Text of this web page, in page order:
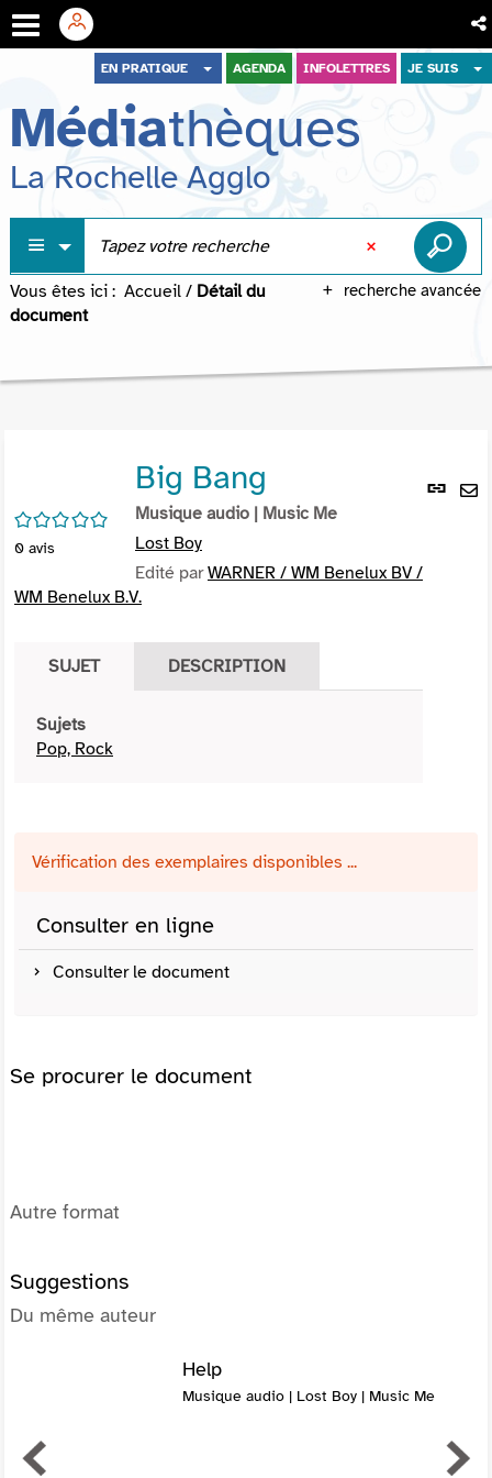
menu
contenu
recherche
EN PRATIQUE AGENDA INFOLETTRES JE SUIS
Médiathèques
La Rochelle Agglo
recherche avancée
Vous êtes ici : Accueil / Détail du
document
Lien
/5
0 avis
Big Bang
Musique audio | Music Me
Lost Boy
Edité parWARNER / WM Benelux BV /
WM Benelux B.V.
SUJET DESCRIPTION
Sujets
Pop, Rock
Vérification des exemplaires disponibles ...
Consulter en ligne
Consulter le document
Se procurer le document
Autre format
Suggestions
Du même auteur
Help
Musique audio | Lost Boy | Music Me